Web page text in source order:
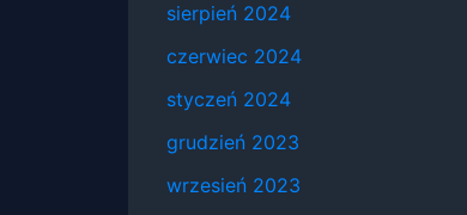
sierpień 2024
czerwiec 2024
styczeń 2024
grudzień 2023
wrzesień 2023